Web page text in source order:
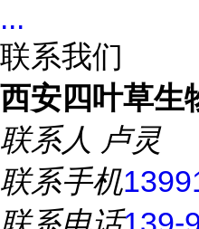
...
联系我们
西安四叶草生
联系人 卢灵
联系手机